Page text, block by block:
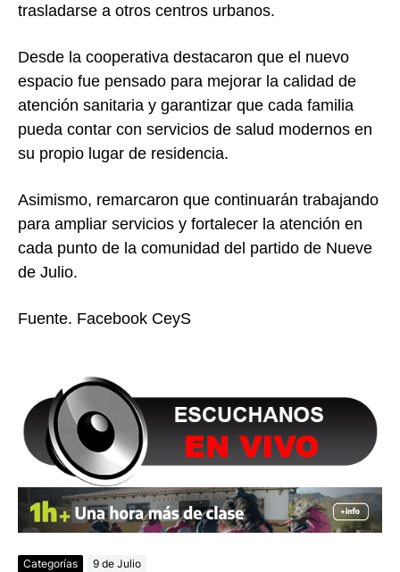
trasladarse a otros centros urbanos.
Desde la cooperativa destacaron que el nuevo
espacio fue pensado para mejorar la calidad de
atención sanitaria y garantizar que cada familia
pueda contar con servicios de salud modernos en
su propio lugar de residencia.
Asimismo, remarcaron que continuarán trabajando
para ampliar servicios y fortalecer la atención en
cada punto de la comunidad del partido de Nueve
de Julio.
Fuente. Facebook CeyS
Categorías 9 de Julio